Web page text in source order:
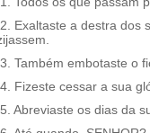
Exaltaste a destra dos
Também embotaste o
Fizeste cessar a sua
Abreviaste os dias da